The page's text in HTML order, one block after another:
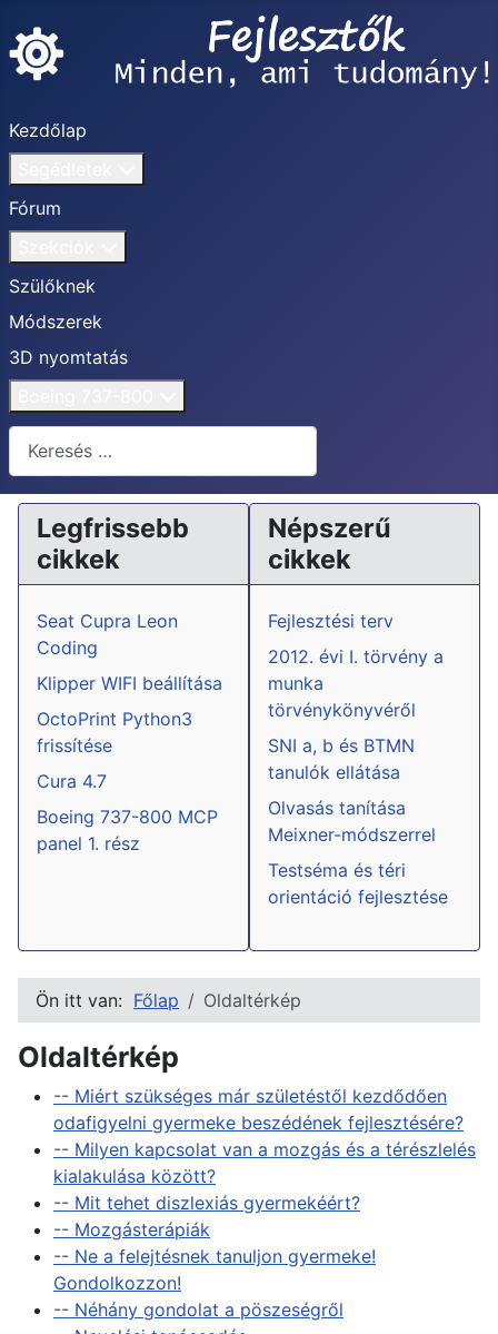
Kezdőlap
Fórum
Szülőknek
Módszerek
3D nyomtatás
Keresés...
Legfrissebb
cikkek
Seat Cupra Leon
Coding
Klipper WIFI beállítása
OctoPrint Python3
frissítése
Cura 4.7
Boeing 737-800 MCP
panel 1. rész
Népszerű
cikkek
Fejlesztési terv
2012. évi I. törvény a
munka
törvénykönyvéről
SNI a, b és BTMN
tanulók ellátása
Olvasás tanítása
Meixner-módszerrel
Testséma és téri
orientáció fejlesztése
Ön itt van: Főlap Oldaltérkép
Oldaltérkép
-- Miért szükséges már születéstől kezdődően
odafigyelni gyermeke beszédének fejlesztésére?
-- Milyen kapcsolat van a mozgás és a térészlelés
kialakulása között?
-- Mit tehet diszlexiás gyermekéért?
-- Mozgásterápiák
-- Ne a felejtésnek tanuljon gyermeke!
Gondolkozzon!
-- Néhány gondolat a pöszeségről